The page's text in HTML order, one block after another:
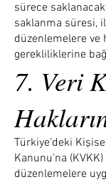
sürece
saklanma süresi,
düzenlemelere ve
gerekliliklerine
7. Veri
Türkiye’deki
Kanunu'na
düzenlemelere